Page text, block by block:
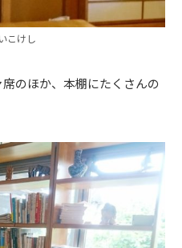
こけし
のほか、本棚にたくさんの